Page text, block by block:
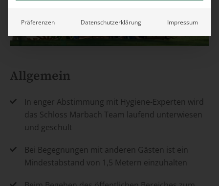
Allgemein
In enger Abstimmung mit Hygiene-Experten wird
das Schloss Marbach Team laufend unterwiesen
und geschult
Bei Begegnungen mit anderen Gästen ist ein
Mindestabstand von 1,5 Metern einzuhalten
Präferenzen Datenschutzerklärung Impressum